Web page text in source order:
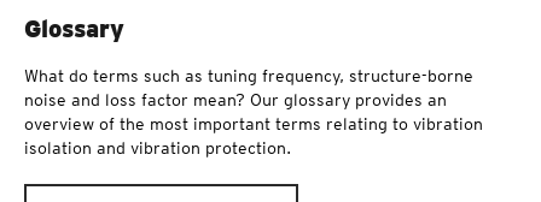
Glossary
What do terms such as tuning frequency, structure-borne
noise and loss factor mean? Our glossary provides an
overview of the most important terms relating to vibration
isolation and vibration protection.